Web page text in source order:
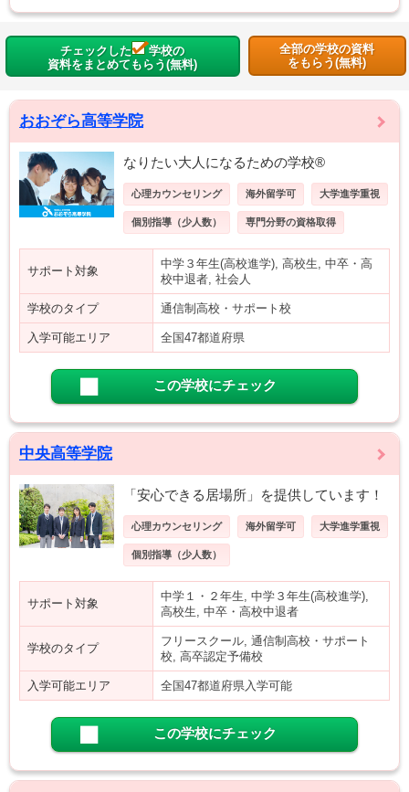
チェックした
学校の
資料をまとめてもらう(無料)
全部の学校の資料
をもらう(無料)
おおぞら高等学院
なりたい大人になるための学校®
心理カウンセリング 海外留学可 大学進学重視
個別指導（少人数） 専門分野の資格取得
サポート対象
中学３年生(高校進学), 高校生, 中卒・高
校中退者, 社会人
学校のタイプ 通信制高校・サポート校
入学可能エリア 全国47都道府県
この学校にチェック
中央高等学院
「安心できる居場所」を提供しています！
心理カウンセリング 海外留学可 大学進学重視
個別指導（少人数）
サポート対象
中学１・２年生, 中学３年生(高校進学),
高校生, 中卒・高校中退者
学校のタイプ
フリースクール, 通信制高校・サポート
校, 高卒認定予備校
入学可能エリア 全国47都道府県入学可能
この学校にチェック